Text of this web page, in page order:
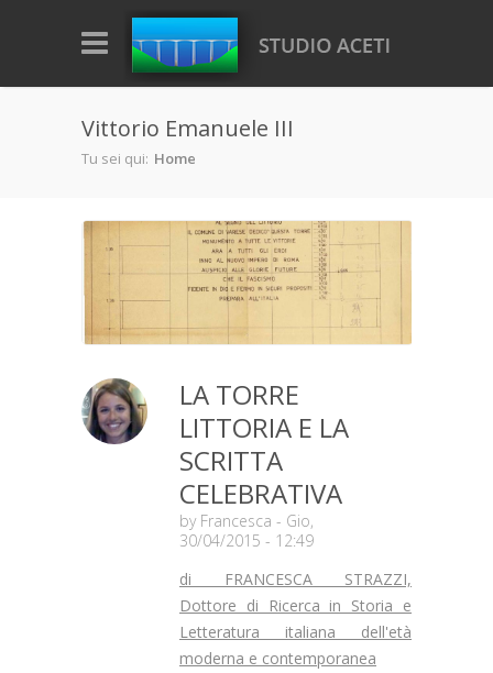
Salta al contenuto principale
Vittorio Emanuele III
Tu sei qui: Home
LA TORRE
LITTORIA E LA
SCRITTA
CELEBRATIVA
by Francesca - Gio,
30/04/2015 - 12:49
di FRANCESCA STRAZZI,
Dottore di Ricerca in Storia e
Letteratura italiana dell'età
moderna e contemporanea